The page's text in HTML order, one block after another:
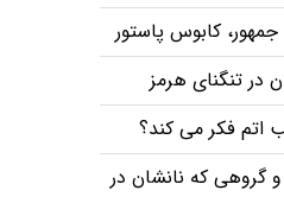
کابوس پاستور
در تنگنای هرمز
اتم فکر می کند؟
گروهی که نانشان در